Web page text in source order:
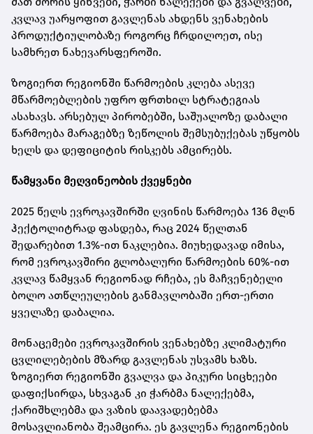
კვლავ უარყოფით გავლენას ახდენს ვენახების
პროდუქტიულობაზე როგორც ჩრდილოეთ, ისე
სამხრეთ ნახევარსფეროში.
ზოგიერთ რეგიონში წარმოების კლება ასევე
მწარმოებლების უფრო ფრთხილ სტრატეგიას
ასახავს. არსებულ პირობებში, საშუალოზე დაბალი
წარმოება მარაგებზე ზეწოლის შემსუბუქებას უწყობს
ხელს და დეფიციტის რისკებს ამცირებს.
წამყვანი მეღვინეობის ქვეყნები
2025 წელს ევროკავშირში ღვინის წარმოება 136 მლნ
ჰექტოლიტრად ფასდება, რაც 2024 წელთან
შედარებით 1.3%-ით ნაკლებია. მიუხედავად იმისა,
რომ ევროკავშირი გლობალური წარმოების 60%-ით
კვლავ წამყვან რეგიონად რჩება, ეს მაჩვენებელი
ბოლო ათწლეულების განმავლობაში ერთ-ერთი
ყველაზე დაბალია.
მონაცემები ევროკავშირის ვენახებზე კლიმატური
ცვლილებების მზარდ გავლენას უსვამს ხაზს.
ზოგიერთ რეგიონში გვალვა და პიკური სიცხეები
დაფიქსირდა, სხვაგან კი ჭარბმა ნალექებმა,
ქარიშხლებმა და ვაზის დაავადებებმა
მოსავლიანობა შეამცირა. ეს გავლენა რეგიონების